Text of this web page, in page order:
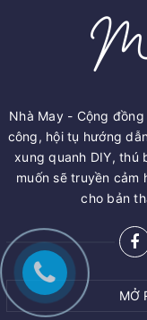
Nhà May - Cộng
công, hội tụ hướng
xung quanh DIY, thú
muốn sẽ truyền cảm
cho bản
MỞ